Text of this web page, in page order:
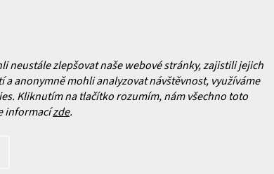
neustále zlepšovat naše webové stránky, zajistili jejich
a anonymně mohli analyzovat návštěvnost, využíváme
Kliknutím na tlačítko rozumím, nám všechno toto
informacízde.
produktech na našem e-
s